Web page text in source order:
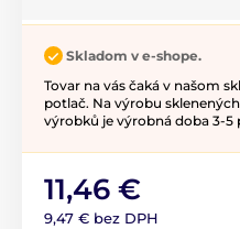
Skladom v e-shope.
Tovar na vás čaká v našom
potlač. Na výrobu
výrobků je výrobná doba 3-5
11,46 €
9,47 € bez DPH